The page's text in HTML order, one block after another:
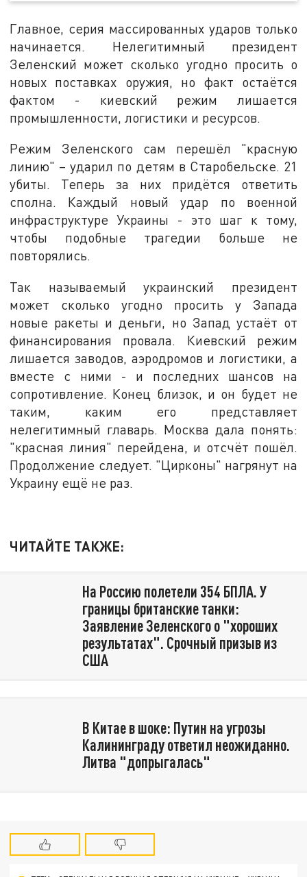
Главное, серия массированных ударов только
начинается. Нелегитимный президент
Зеленский может сколько угодно просить о
новых поставках оружия, но факт остаётся
фактом - киевский режим лишается
промышленности, логистики и ресурсов.
Режим Зеленского сам перешёл "красную
линию" – ударил по детям в Старобельске. 21
убиты. Теперь за них придётся ответить
сполна. Каждый новый удар по военной
инфраструктуре Украины - это шаг к тому,
чтобы подобные трагедии больше не
повторялись.
Так называемый украинский президент
может сколько угодно просить у Запада
новые ракеты и деньги, но Запад устаёт от
финансирования провала. Киевский режим
лишается заводов, аэродромов и логистики, а
вместе с ними - и последних шансов на
сопротивление. Конец близок, и он будет не
таким, каким его представляет
нелегитимный главарь. Москва дала понять:
"красная линия" перейдена, и отсчёт пошёл.
Продолжение следует. "Цирконы" нагрянут на
Украину ещё не раз.
ЧИТАЙТЕ ТАКЖЕ:
На Россию полетели 354 БПЛА. У
границы британские танки:
Заявление Зеленского о "хороших
результатах". Срочный призыв из
США
В Китае в шоке: Путин на угрозы
Калининграду ответил неожиданно.
Литва "допрыгалась"